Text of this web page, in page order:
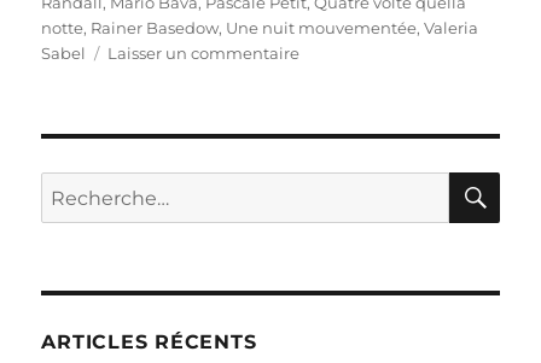
notte, Rainer Basedow, Une nuit mouvementée,Valeria
Sabel
Laisser un commentairesur
Une
mouvementée,
Recherche
pour :
ARTICLES RÉCENTS